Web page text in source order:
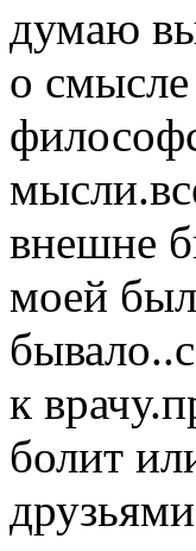
думаю
о
внешне
моей
к
болит